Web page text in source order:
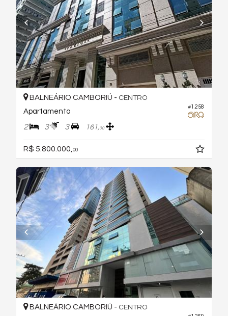
#1.258
BALNEÁRIO CAMBORIÚ - CENTRO
Apartamento
2 3 3 161,00
R$ 5.800.000, 00
BALNEÁRIO CAMBORIÚ - CENTRO